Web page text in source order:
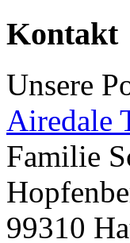
Kontakt
Unsere
Airedale
Familie
99310